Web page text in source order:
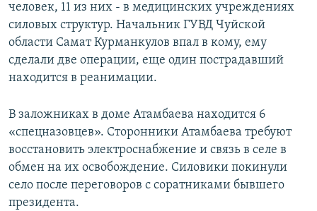
человек, 11 из них - в медицинских учреждениях
силовых структур. Начальник ГУВД Чуйской
области Самат Курманкулов впал в кому, ему
сделали две операции, еще один пострадавший
находится в реанимации.
В заложниках в доме Атамбаева находится 6
«спецназовцев». Сторонники Атамбаева требуют
восстановить электроснабжение и связь в селе в
обмен на их освобождение. Силовики покинули
село после переговоров с соратниками бывшего
президента.